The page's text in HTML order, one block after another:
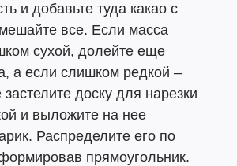
и добавьте туда какао с
все. Если масса
сухой, долейте еще
а если слишком редкой –
доску для нарезки
и выложите на нее
Распределите его по
прямоугольник.